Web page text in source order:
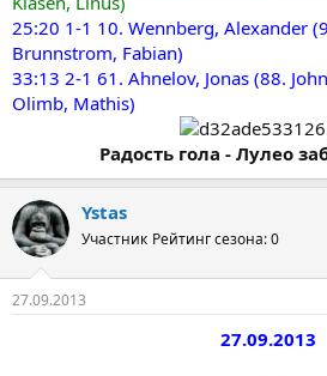
25:20 1-1 10. Wennberg, Alexander
Brunnstrom, Fabian)
33:13 2-1 61. Ahnelov, Jonas (88.
Olimb, Mathis)
Радость гола - Лулео
Ystas
Участник Рейтинг сезона: 0
27.09.2013
27.09.2013​